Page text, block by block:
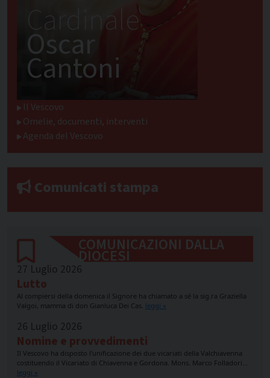
Cardinale
Oscar
Cantoni
Il Vescovo
Omelie, documenti, interventi
Agenda del Vescovo
Comunicati stampa
COMUNICAZIONI DALLA
DIOCESI
27 Luglio 2026
Lutto
Al compiersi della domenica il Signore ha chiamato a sé la sig.ra Graziella
Valgoi, mamma di don Gianluca Dei Cas. leggi »
26 Luglio 2026
Nomine e provvedimenti
Il Vescovo ha disposto l’unificazione dei due vicariati della Valchiavenna
costituendo il Vicariato di Chiavenna e Gordona. Mons. Marco Folladori…
leggi »